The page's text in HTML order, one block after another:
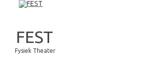
FEST
Fysiek Theater